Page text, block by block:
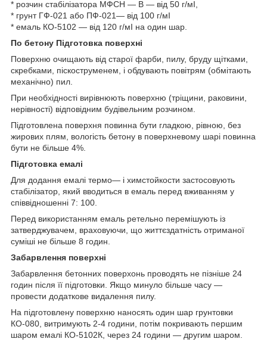
* розчин стабілізатора МФСН — В — від 50 г/мІ,
* грунт ГФ-021 або ПФ-021— від 100 г/мІ
* емаль КО-5102 — від 120 г/мІ на один шар.
По бетону Підготовка поверхні
Поверхню очищають від старої фарби, пилу, бруду щітками,
скребками, піскоструменем, і обдувають повітрям (обмітають
механічно) пил.
При необхідності вирівнюють поверхню (тріщини, раковини,
нерівності) відповідним будівельним розчином.
Підготовлена поверхня повинна бути гладкою, рівною, без
жирових плям, вологість бетону в поверхневому шарі повинна
бути не більше 4%.
Підготовка емалі
Для додання емалі термо— і химстойкости застосовують
стабілізатор, який вводиться в емаль перед вживанням у
співвідношенні 7: 100.
Перед використанням емаль ретельно перемішують із
затверджувачем, враховуючи, що життєздатність отриманої
суміші не більше 8 годин.
Забарвлення поверхні
Забарвлення бетонних поверхонь проводять не пізніше 24
годин після її підготовки. Якщо минуло більше часу —
провести додаткове видалення пилу.
На підготовлену поверхню наносять один шар грунтовки
КО-080, витримують 2-4 години, потім покривають першим
шаром емалі КО-5102К, через 24 години — другим шаром.